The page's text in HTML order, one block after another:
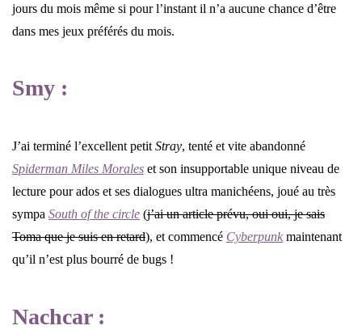
jours du mois même si pour l’instant il n’a aucune chance d’être
dans mes jeux préférés du mois.
Smy :
J’ai terminé l’excellent petit Stray, tenté et vite abandonné
Spiderman Miles Morales et son insupportable unique niveau de
lecture pour ados et ses dialogues ultra manichéens, joué au très
sympa South of the circle (j’ai un article prévu, oui oui, je sais
Toma que je suis en retard), et commencé Cyberpunk maintenant
qu’il n’est plus bourré de bugs !
Nachcar :